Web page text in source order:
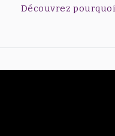
Découvrez pourquoi